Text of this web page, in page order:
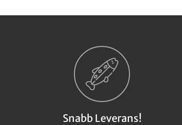
Snabb Leverans!